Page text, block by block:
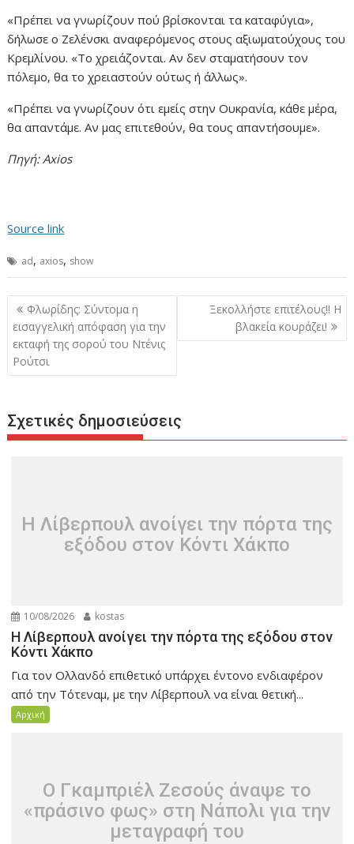
«Πρέπει να γνωρίζουν πού βρίσκονται τα καταφύγια»,
δήλωσε ο Ζελένσκι αναφερόμενος στους αξιωματούχους του
Κρεμλίνου. «Το χρειάζονται. Αν δεν σταματήσουν τον
πόλεμο, θα το χρειαστούν ούτως ή άλλως».
«Πρέπει να γνωρίζουν ότι εμείς στην Ουκρανία, κάθε μέρα,
θα απαντάμε. Αν μας επιτεθούν, θα τους απαντήσουμε».
Πηγή: Axios
Source link
ad, axios, show
Πλοήγηση
άρθρων
Φλωρίδης: Σύντομα η
εισαγγελική απόφαση για την
εκταφή της σορού του Ντένις
Ρούτσι
Ξεκολλήστε επιτέλους!! Η
βλακεία κουράζει!
Σχετικές δημοσιεύσεις
H Λίβερπουλ ανοίγει την πόρτα της
εξόδου στον Κόντι Χάκπο
10/08/2026 kostas
H Λίβερπουλ ανοίγει την πόρτα της εξόδου στον
Κόντι Χάκπο
Για τον Ολλανδό επιθετικό υπάρχει έντονο ενδιαφέρον
από την Τότεναμ, με την Λίβερπουλ να είναι θετική...
Αρχική
O Γκαμπριέλ Ζεσούς άναψε το
«πράσινο φως» στη Νάπολι για την
μεταγραφή του